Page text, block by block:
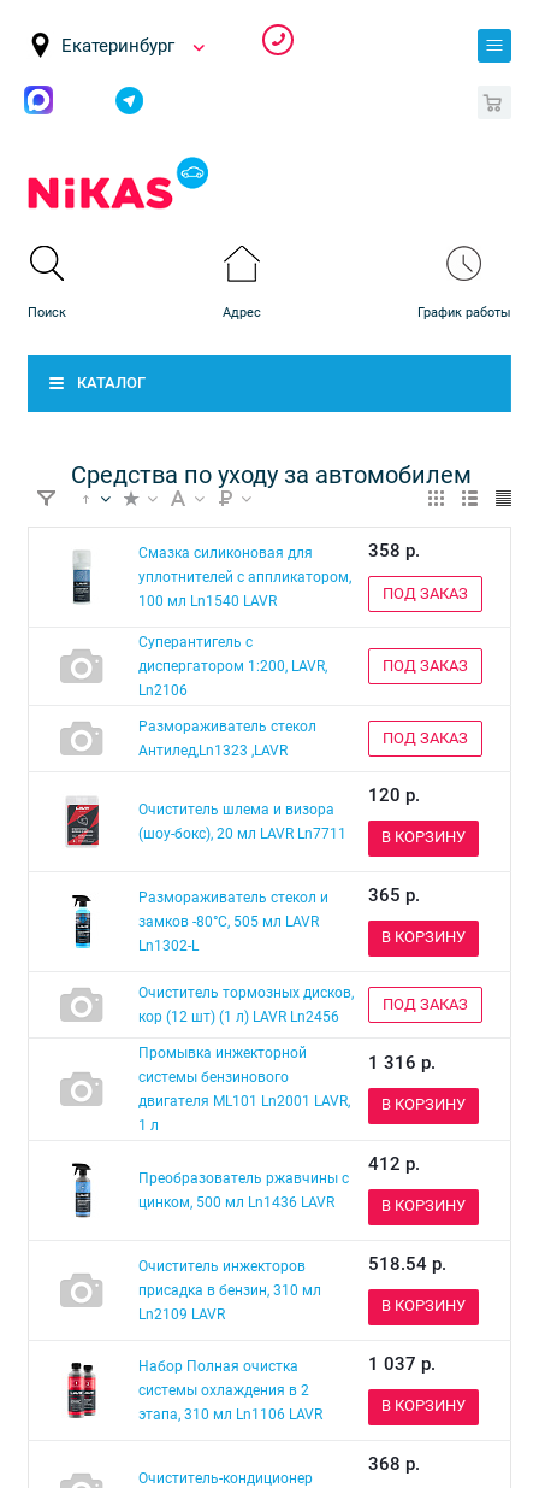
Екатеринбург
КАТАЛОГ
Средства по уходу за автомобилем
Смазка силиконовая для
уплотнителей с аппликатором,
100 мл Ln1540 LAVR
358 р.
ПОД ЗАКАЗ
Суперантигель с
диспергатором 1:200, LAVR,
Ln2106
ПОД ЗАКАЗ
Размораживатель стекол
Антилед,Ln1323 ,LAVR
ПОД ЗАКАЗ
Очиститель шлема и визора
(шоу-бокс), 20 мл LAVR Ln7711
120 р.
В КОРЗИНУ
Размораживатель стекол и
замков -80°С, 505 мл LAVR
Ln1302-L
365 р.
В КОРЗИНУ
Очиститель тормозных дисков,
кор (12 шт) (1 л) LAVR Ln2456
ПОД ЗАКАЗ
Промывка инжекторной
системы бензинового
двигателя ML101 Ln2001 LAVR,
1 л
1 316 р.
В КОРЗИНУ
Преобразователь ржавчины с
цинком, 500 мл Ln1436 LAVR
412 р.
В КОРЗИНУ
Очиститель инжекторов
присадка в бензин, 310 мл
Ln2109 LAVR
518.54 р.
В КОРЗИНУ
Набор Полная очистка
системы охлаждения в 2
этапа, 310 мл Ln1106 LAVR
1 037 р.
В КОРЗИНУ
Очиститель-кондиционер
368 р.